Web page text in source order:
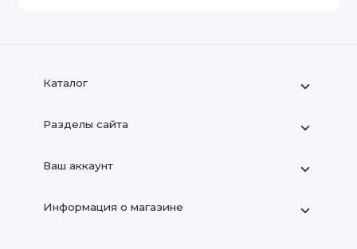
Каталог
Разделы сайта
Ваш аккаунт
Информация о магазине